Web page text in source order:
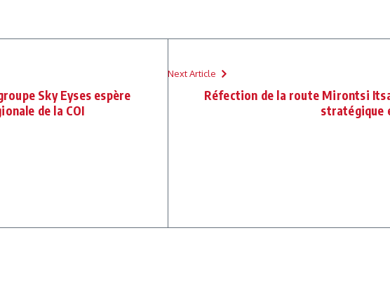
Sky Eyses espère
de la COI
Next Article
Réfection de la route Mirontsi
stratégique